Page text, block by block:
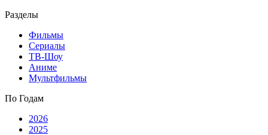
Разделы
Фильмы
Сериалы
ТВ-Шоу
Аниме
Мультфильмы
По Годам
2026
2025